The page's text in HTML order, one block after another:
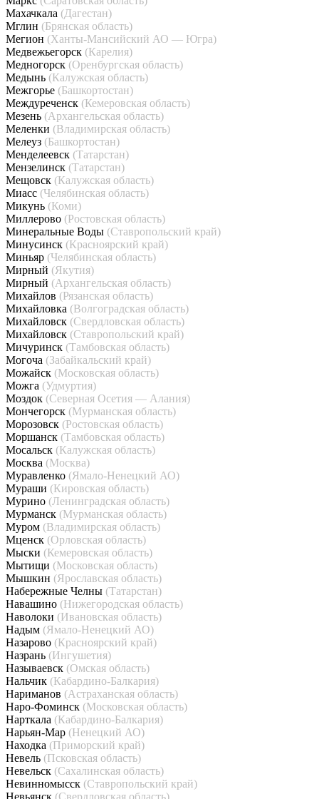
Махачкала (Дагестан)
Мглин (Брянская область)
Мегион (Ханты-Мансийский АО — Югра)
Медвежьегорск (Карелия)
Медногорск (Оренбургская область)
Медынь (Калужская область)
Межгорье (Башкортостан)
Междуреченск (Кемеровская область)
Мезень (Архангельская область)
Меленки (Владимирская область)
Мелеуз (Башкортостан)
Менделеевск (Татарстан)
Мензелинск (Татарстан)
Мещовск (Калужская область)
Миасс (Челябинская область)
Микунь (Коми)
Миллерово (Ростовская область)
Минеральные Воды (Ставропольский край)
Минусинск (Красноярский край)
Миньяр (Челябинская область)
Мирный (Якутия)
Мирный (Архангельская область)
Михайлов (Рязанская область)
Михайловка (Волгоградская область)
Михайловск (Свердловская область)
Михайловск (Ставропольский край)
Мичуринск (Тамбовская область)
Могоча (Забайкальский край)
Можайск (Московская область)
Можга (Удмуртия)
Моздок (Северная Осетия — Алания)
Мончегорск (Мурманская область)
Морозовск (Ростовская область)
Моршанск (Тамбовская область)
Мосальск (Калужская область)
Москва (Москва)
Муравленко (Ямало-Ненецкий АО)
Мураши (Кировская область)
Мурино (Ленинградская область)
Мурманск (Мурманская область)
Муром (Владимирская область)
Мценск (Орловская область)
Мыски (Кемеровская область)
Мытищи (Московская область)
Мышкин (Ярославская область)
Набережные Челны (Татарстан)
Навашино (Нижегородская область)
Наволоки (Ивановская область)
Надым (Ямало-Ненецкий АО)
Назарово (Красноярский край)
Назрань (Ингушетия)
Называевск (Омская область)
Нальчик (Кабардино-Балкария)
Нариманов (Астраханская область)
Наро-Фоминск (Московская область)
Нарткала (Кабардино-Балкария)
Нарьян-Мар (Ненецкий АО)
Находка (Приморский край)
Невель (Псковская область)
Невельск (Сахалинская область)
Невинномысск (Ставропольский край)